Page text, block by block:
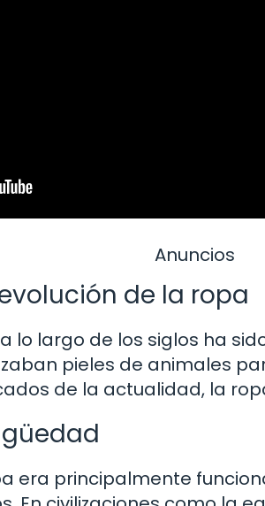
Anuncios
de la ropa
lo largo de los siglos ha
pieles de animales
de la actualidad, la
era principalmente